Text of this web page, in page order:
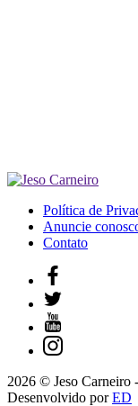
Política de
Anuncie
Contato
2026 © Jeso Carneiro
Desenvolvido porED